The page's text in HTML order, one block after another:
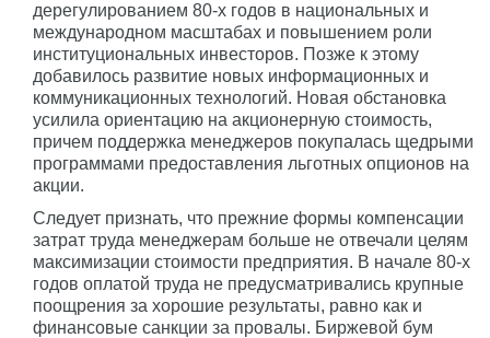
дерегулированием 80-х годов в национальных и
международном масштабах и повышением роли
институциональных инвесторов. Позже к этому
добавилось развитие новых информационных и
коммуникационных технологий. Новая обстановка
усилила ориентацию на акционерную стоимость,
причем поддержка менеджеров покупалась щедрыми
программами предоставления льготных опционов на
акции.
Следует признать, что прежние формы компенсации
затрат труда менеджерам больше не отвечали целям
максимизации стоимости предприятия. В начале 80-х
годов оплатой труда не предусматривались крупные
поощрения за хорошие результаты, равно как и
финансовые санкции за провалы. Биржевой бум